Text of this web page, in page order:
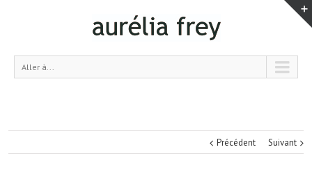
Aller à...
Précédent Suivant